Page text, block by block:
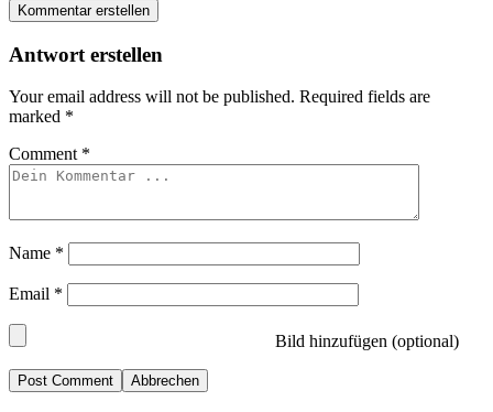
Kommentar erstellen
Antwort erstellen
Your email address will not be published. Required fields are
marked *
Comment *
Name *
Email *
Bild hinzufügen (optional)
Abbrechen